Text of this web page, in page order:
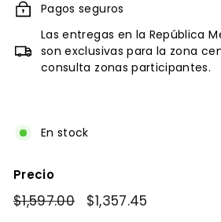
Pagos seguros
Las entregas en la República
son exclusivas para la zona
consulta zonas participantes.
En stock
Precio
Precio
$1,597.00$1,597.00
Precio
$1,357.45